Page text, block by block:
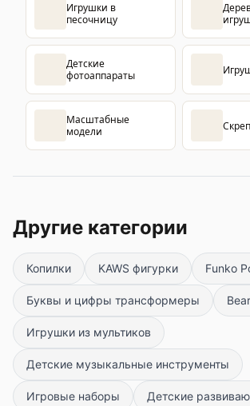
Игрушки в
песочницу
Детские
фотоаппараты
Масштабные
модели
Другие категории
Копилки KAWS фигурки Funko
Буквы и цифры трансформеры
Игрушки из мультиков
Детские музыкальные инструменты
Игровые наборы Детские